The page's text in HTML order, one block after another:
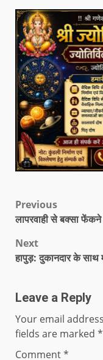
Previous
लापरवाही से बक्सा फेंकने
Next
हापुड़: दुकानदार के साथ
Leave a Reply
Your email
fields are marked *
Comment*